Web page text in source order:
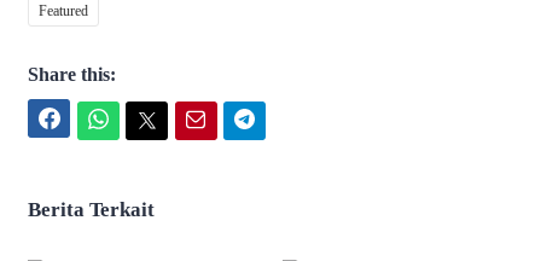
Featured
Share this:
Berita Terkait